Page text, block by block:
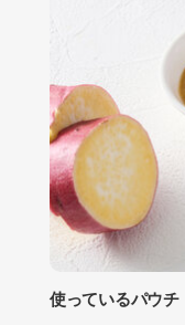
使っているパウチ